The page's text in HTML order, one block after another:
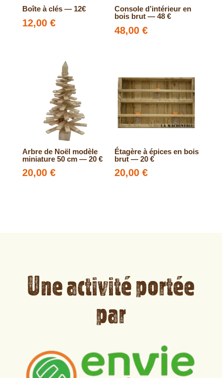
Boîte à clés — 12€
12,00 €
Console d’intérieur en
bois brut — 48 €
48,00€
Arbre de Noël modèle
miniature 50 cm — 20 €
20,00 €
Étagère à épices en bois
brut — 20 €
20,00€
Une activité portée
par